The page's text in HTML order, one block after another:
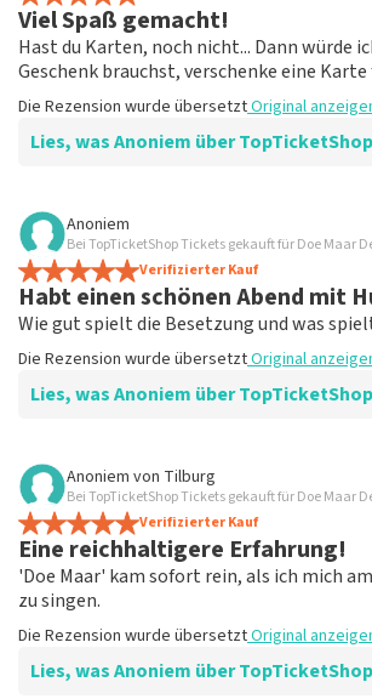
Viel Spaß gemacht!
Hast du Karten, noch nicht... Dann würde
Geschenk brauchst, verschenke eine Karte
Die Rezension wurde übersetztOriginal
Lies, was Anoniem über
Bewertung von Anoniem über
Fein!
Klare Kommunikation, würde wieder
Die Rezension wurde übersetztOriginal
Anoniem
Bei TopTicketShop Tickets gekauft für Doe Maar
Verifizierter Kauf
Habt einen schönen Abend mit
Wie gut spielt die Besetzung und was
Die Rezension wurde übersetztOriginal
Lies, was Anoniem über
Bewertung von Anoniem über
Nach der Enttäuschung, weil
buchen!
Fein!
Die Rezension wurde übersetzt Original
Anoniem von Tilburg
Bei TopTicketShop Tickets gekauft für Doe Maar
Verifizierter Kauf
Eine reichhaltigere Erfahrung!
'Doe Maar' kam sofort rein, als ich mich
zu singen.
Die Rezension wurde übersetztOriginal
Lies, was Anoniem über